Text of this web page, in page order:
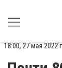
18:00, 27 мая 2022